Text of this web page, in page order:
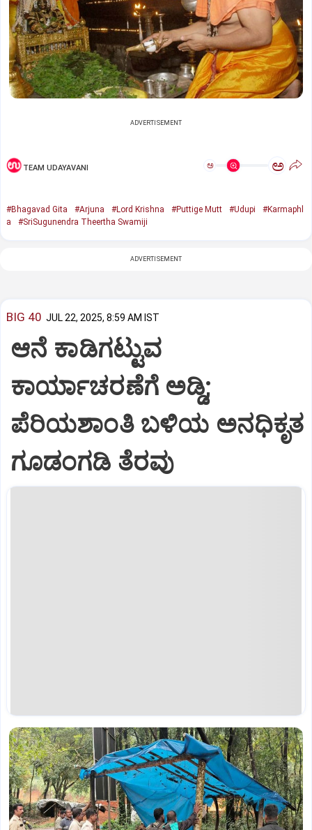
ADVERTISEMENT
TEAM UDAYAVANI ಅ ಅ
#Bhagavad Gita #Arjuna #Lord Krishna #Puttige Mutt #Udupi
#Karmaphl
a
#SriSugunendra Theertha Swamiji
ADVERTISEMENT
BIG 40 JUL 22, 2025, 8:59 AM IST
ಆನೆ ಕಾಡಿಗಟ್ಟುವ
ಕಾರ್ಯಾಚರಣೆಗೆ ಅಡ್ಡಿ;
ಪೆರಿಯಶಾಂತಿ ಬಳಿಯ ಅನಧಿಕೃತ
ಗೂಡಂಗಡಿ ತೆರವು